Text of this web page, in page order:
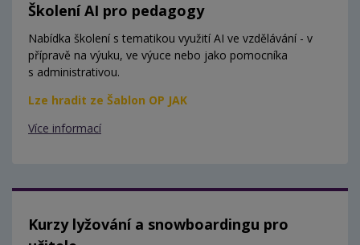
Školení AI pro pedagogy
Nabídka školení s tematikou využití AI ve vzdělávání - v
přípravě na výuku, ve výuce nebo jako pomocníka
s administrativou.
Lze hradit ze Šablon OP JAK
Více informací
Kurzy lyžování a snowboardingu pro